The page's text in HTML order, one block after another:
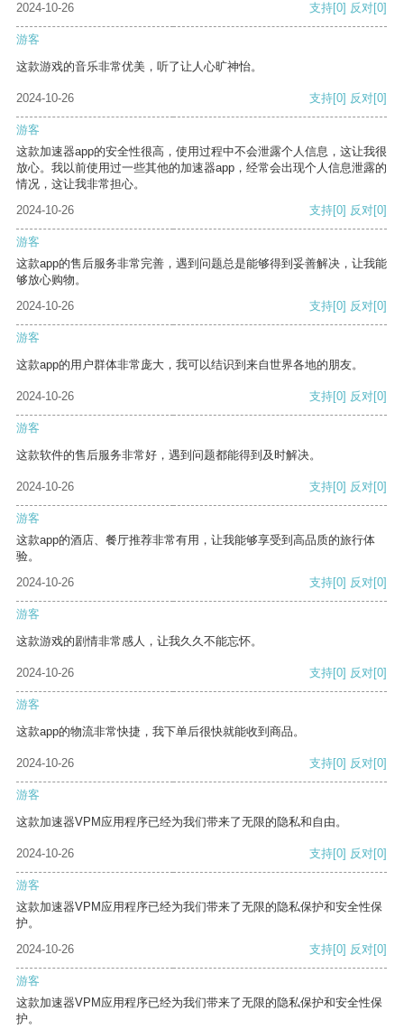
2024-10-26 支持[0] 反对[0]
游客
这款游戏的音乐非常优美，听了让人心旷神怡。
2024-10-26 支持[0] 反对[0]
游客
这款加速器app的安全性很高，使用过程中不会泄露个人信息，这让我很
放心。我以前使用过一些其他的加速器app，经常会出现个人信息泄露的
情况，这让我非常担心。
2024-10-26
支持[0] 反对[0]
游客
这款app的售后服务非常完善，遇到问题总是能够得到妥善解决，让我能
够放心购物。
2024-10-26
支持[0] 反对[0]
游客
这款app的用户群体非常庞大，我可以结识到来自世界各地的朋友。
2024-10-26 支持[0] 反对[0]
游客
这款软件的售后服务非常好，遇到问题都能得到及时解决。
2024-10-26 支持[0] 反对[0]
游客
这款app的酒店、餐厅推荐非常有用，让我能够享受到高品质的旅行体
验。
2024-10-26
支持[0] 反对[0]
游客
这款游戏的剧情非常感人，让我久久不能忘怀。
2024-10-26 支持[0] 反对[0]
游客
这款app的物流非常快捷，我下单后很快就能收到商品。
2024-10-26 支持[0] 反对[0]
游客
这款加速器VPM应用程序已经为我们带来了无限的隐私和自由。
2024-10-26 支持[0] 反对[0]
游客
这款加速器VPM应用程序已经为我们带来了无限的隐私保护和安全性保
护。
2024-10-26
支持[0] 反对[0]
游客
这款加速器VPM应用程序已经为我们带来了无限的隐私保护和安全性保
护。